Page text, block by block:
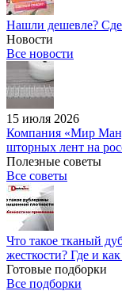
Нашли дешевле?
Новости
Все новости
15 июля 2026
Компания «Мир
шторных лент на
Полезные советы
Все советы
Что такое тканый
жесткости? Где и
Готовые подборки
Все подборки